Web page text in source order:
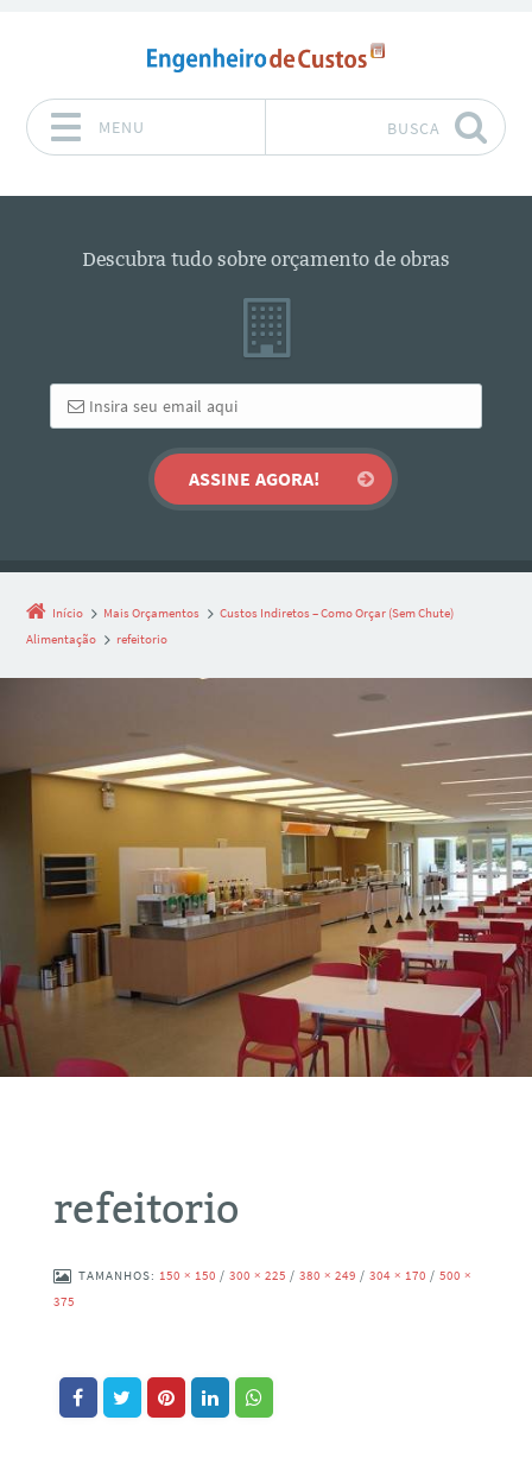
MENU BUSCA
Descubra tudo sobre orçamento de obras
Início Mais Orçamentos
Custos Indiretos – Como Orçar (Sem Chute)
Alimentação
refeitorio
refeitorio
TAMANHOS: 150 × 150 / 300 × 225 / 380 × 249 / 304 × 170 / 500 ×
375